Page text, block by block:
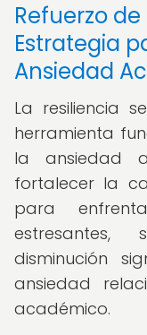
Refuerzo
Estrategia
Ansiedad
La resiliencia
herramienta
la ansiedad
fortalecer la
para
disminución
ansiedad
académico.